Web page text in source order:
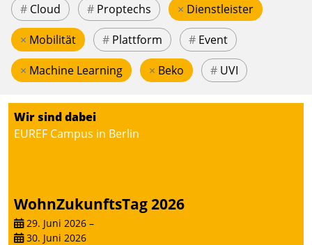
# Cloud # Proptechs × Dienstleister
× Mobilität # Plattform # Event
× Machine Learning × Beko # UVI
Wir sind dabei
EUREF Campus in Berlin
WohnZukunftsTag 2026
29. Juni 2026 –
30. Juni 2026